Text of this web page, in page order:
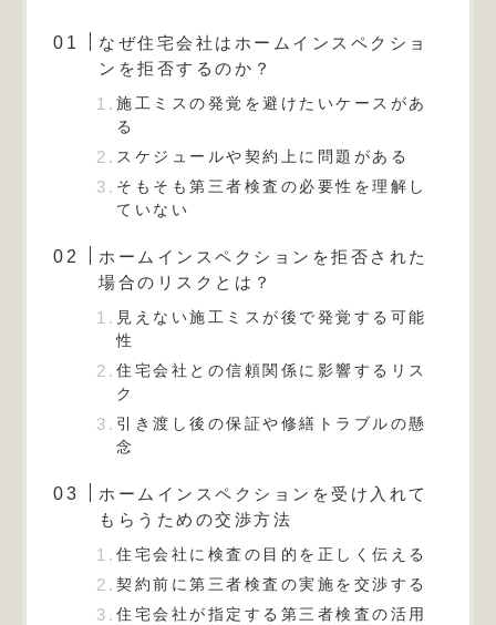
なぜ住宅会社はホームインスペクショ
ンを拒否するのか？
施工ミスの発覚を避けたいケースがあ
る
スケジュールや契約上に問題がある
そもそも第三者検査の必要性を理解し
ていない
ホームインスペクションを拒否された
場合のリスクとは？
見えない施工ミスが後で発覚する可能
性
住宅会社との信頼関係に影響するリス
ク
引き渡し後の保証や修繕トラブルの懸
念
ホームインスペクションを受け入れて
もらうための交渉方法
住宅会社に検査の目的を正しく伝える
契約前に第三者検査の実施を交渉する
住宅会社が指定する第三者検査の活用